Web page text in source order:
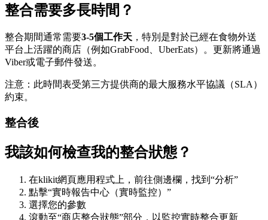
整合需要多長時間？
整合期間通常需要3-5個工作天 ，特別是對於已經在食物外送
平台上活躍的商店（例如GrabFood、UberEats）。更新將通過
Viber或電子郵件發送。
注意：此時間表受第三方提供商的最大服務水平協議（SLA）
約束。
整合後
我該如何檢查我的整合狀態？
在klikit網頁應用程式上，前往側邊欄，找到“分析”
點擊“實時報告中心（實時監控）”
選擇您的參數
滾動至“商店整合狀態”部分，以監控實時整合更新